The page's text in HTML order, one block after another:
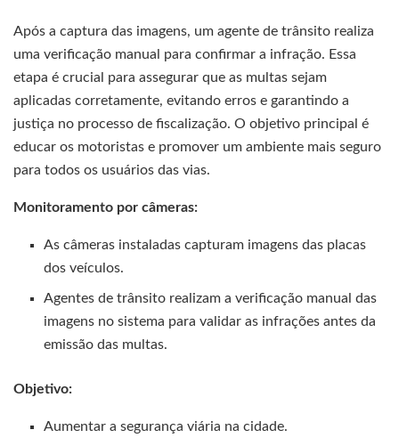
Após a captura das imagens, um agente de trânsito realiza
uma verificação manual para confirmar a infração. Essa
etapa é crucial para assegurar que as multas sejam
aplicadas corretamente, evitando erros e garantindo a
justiça no processo de fiscalização. O objetivo principal é
educar os motoristas e promover um ambiente mais seguro
para todos os usuários das vias.
Monitoramento por câmeras:
As câmeras instaladas capturam imagens das placas
dos veículos.
Agentes de trânsito realizam a verificação manual das
imagens no sistema para validar as infrações antes da
emissão das multas.
Objetivo:
Aumentar a segurança viária na cidade.